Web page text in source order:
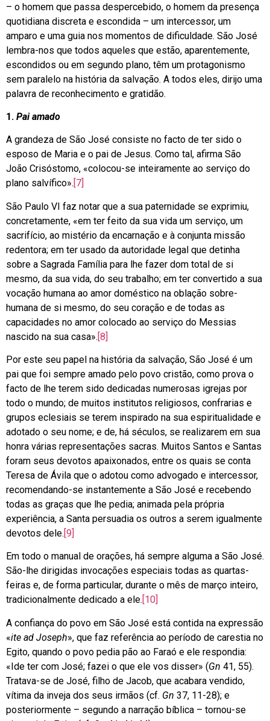
– o homem que passa despercebido, o homem da presença
quotidiana discreta e escondida – um intercessor, um
amparo e uma guia nos momentos de dificuldade. São José
lembra-nos que todos aqueles que estão, aparentemente,
escondidos ou em segundo plano, têm um protagonismo
sem paralelo na história da salvação. A todos eles, dirijo uma
palavra de reconhecimento e gratidão.
1. Pai amado
A grandeza de São José consiste no facto de ter sido o
esposo de Maria e o pai de Jesus. Como tal, afirma São
João Crisóstomo, «colocou-se inteiramente ao serviço do
plano salvífico». [7]
São Paulo VI faz notar que a sua paternidade se exprimiu,
concretamente, «em ter feito da sua vida um serviço, um
sacrifício, ao mistério da encarnação e à conjunta missão
redentora; em ter usado da autoridade legal que detinha
sobre a Sagrada Família para lhe fazer dom total de si
mesmo, da sua vida, do seu trabalho; em ter convertido a sua
vocação humana ao amor doméstico na oblação sobre-
humana de si mesmo, do seu coração e de todas as
capacidades no amor colocado ao serviço do Messias
nascido na sua casa».[8]
Por este seu papel na história da salvação, São José é um
pai que foi sempre amado pelo povo cristão, como prova o
facto de lhe terem sido dedicadas numerosas igrejas por
todo o mundo; de muitos institutos religiosos, confrarias e
grupos eclesiais se terem inspirado na sua espiritualidade e
adotado o seu nome; e de, há séculos, se realizarem em sua
honra várias representações sacras. Muitos Santos e Santas
foram seus devotos apaixonados, entre os quais se conta
Teresa de Ávila que o adotou como advogado e intercessor,
recomendando-se instantemente a São José e recebendo
todas as graças que lhe pedia; animada pela própria
experiência, a Santa persuadia os outros a serem igualmente
devotos dele.[9]
Em todo o manual de orações, há sempre alguma a São José.
São-lhe dirigidas invocações especiais todas as quartas-
feiras e, de forma particular, durante o mês de março inteiro,
tradicionalmente dedicado a ele. [10]
A confiança do povo em São José está contida na expressão
«ite ad Joseph», que faz referência ao período de carestia no
Egito, quando o povo pedia pão ao Faraó e ele respondia:
«Ide ter com José; fazei o que ele vos disser» (Gn 41, 55).
Tratava-se de José, filho de Jacob, que acabara vendido,
vítima da inveja dos seus irmãos (cf. Gn 37, 11-28); e
posteriormente – segundo a narração bíblica – tornou-se